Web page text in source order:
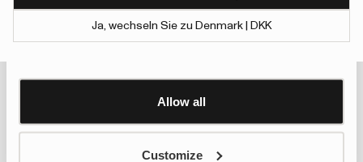
To give users more control over their data and ad
Learn more about Google’s Personalisation and
Allow all
Customize
Ja, wechseln Sie zu Denmark | DKK